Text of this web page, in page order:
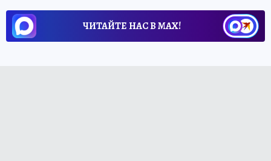
ЧИТАЙТЕ НАС В МАХ!